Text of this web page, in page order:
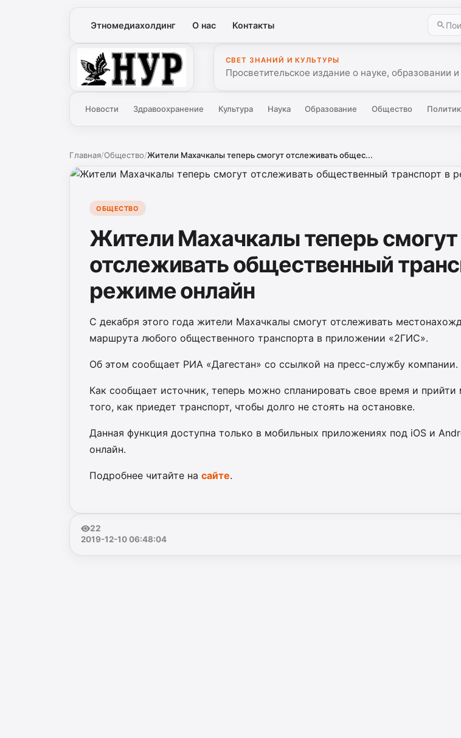
Этномедиахолдинг О нас Контакты
Нур
СВЕТ ЗНАНИЙ И КУЛЬТУРЫ
Просветительское издание о науке, образовании
Новости Здравоохранение Культура Наука Образование Общество
Главная/Общество/Жители Махачкалы теперь смогут отслеживать общес...
ОБЩЕСТВО
Жители Махачкалы теперь смогут
отслеживать общественный
режиме онлайн
С декабря этого года жители Махачкалы смогут отслеживать
маршрута любого общественного транспорта в приложении «2ГИС».
Об этом сообщает РИА «Дагестан» со ссылкой на пресс-службу компании.
Как сообщает источник, теперь можно спланировать свое время и прийти
того, как приедет транспорт, чтобы долго не стоять на остановке.
Данная функция доступна только в мобильных приложениях под iOS и
онлайн.
Подробнее читайте на сайте.
22
2019-12-10 06:48:04